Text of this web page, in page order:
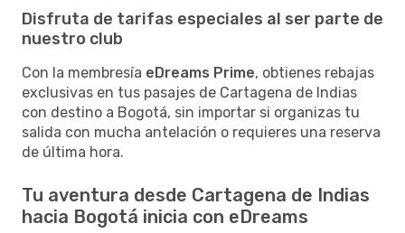
Disfruta de tarifas especiales al ser parte de
nuestro club
Con la membresía eDreams Prime, obtienes rebajas
exclusivas en tus pasajes de Cartagena de Indias
con destino a Bogotá, sin importar si organizas tu
salida con mucha antelación o requieres una reserva
de última hora.
Tu aventura desde Cartagena de Indias
hacia Bogotá inicia con eDreams